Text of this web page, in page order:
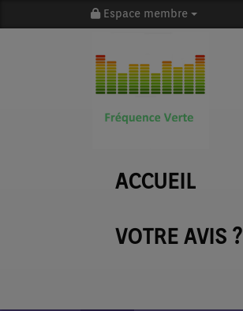
Espace membre
ACCUEIL
VOTRE AVIS ?